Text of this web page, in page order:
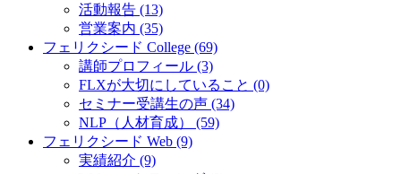
活動報告 (13)
営業案内 (35)
フェリクシード College (69)
講師プロフィール (3)
FLXが大切にしていること (0)
セミナー受講生の声 (34)
NLP（人材育成） (59)
フェリクシード Web (9)
実績紹介 (9)